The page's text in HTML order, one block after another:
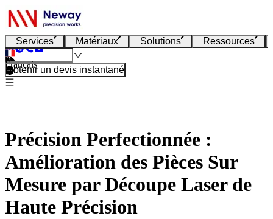
Services Matériaux Solutions Ressources
Français
Obtenir un devis instantané
Précision Perfectionnée :
Amélioration des Pièces Sur
Mesure par Découpe Laser de
Haute Précision